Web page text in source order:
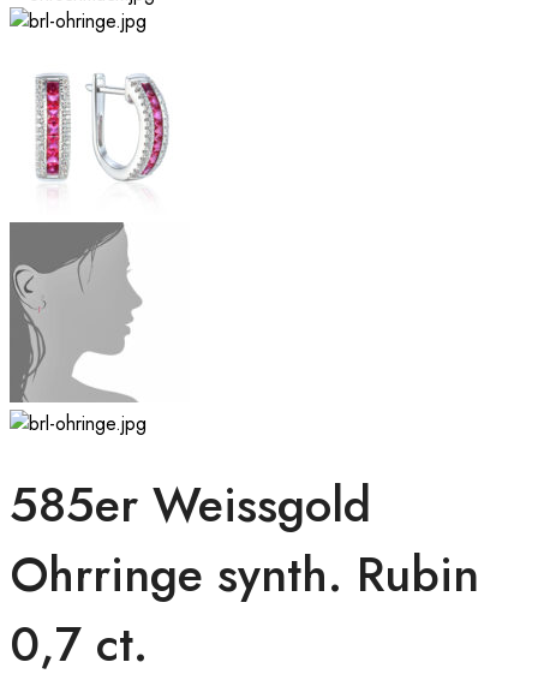
585er Weissgold
Ohrringe synth. Rubin
0,7 ct.